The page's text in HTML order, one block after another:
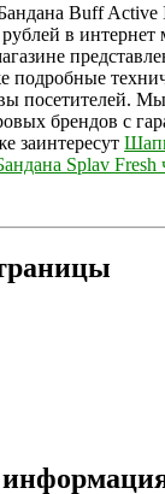
Buff Active
в интернет
подробные
посетителей.
брендов с
заинтересут
Splav Fresh